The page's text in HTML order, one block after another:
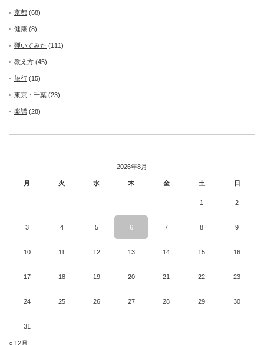
京都 (68)
健康 (8)
弾いてみた (111)
教え方 (45)
旅行 (15)
東京・千葉 (23)
楽譜 (28)
2026年8月
月 火 水 木 金 土 日
1 2
3 4 5 6 7 8 9
10 11 12 13 14 15 16
17 18 19 20 21 22 23
24 25 26 27 28 29 30
31
« 12月